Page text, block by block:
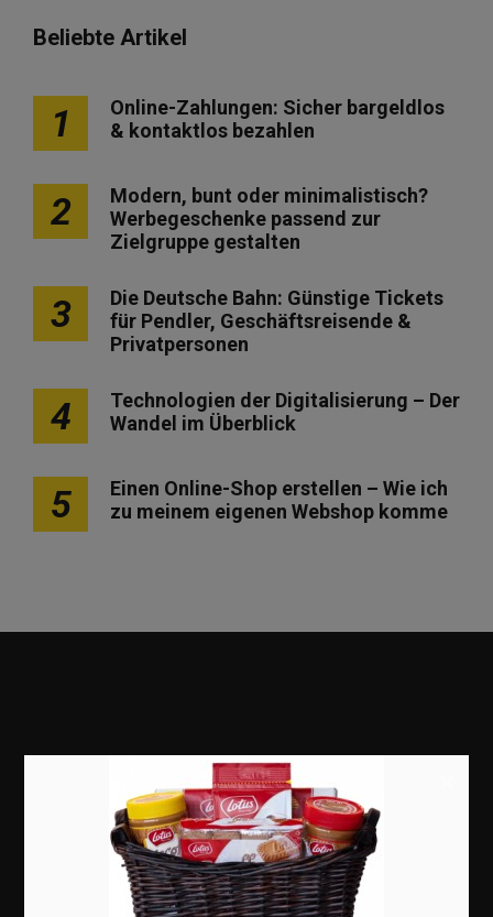
Beliebte Artikel
1
Online-Zahlungen: Sicher bargeldlos
& kontaktlos bezahlen
2
Modern, bunt oder minimalistisch?
Werbegeschenke passend zur
Zielgruppe gestalten
3
Die Deutsche Bahn: Günstige Tickets
für Pendler, Geschäftsreisende &
Privatpersonen
4
Technologien der Digitalisierung – Der
Wandel im Überblick
5
Einen Online-Shop erstellen – Wie ich
zu meinem eigenen Webshop komme
Erfolgsgeschichten